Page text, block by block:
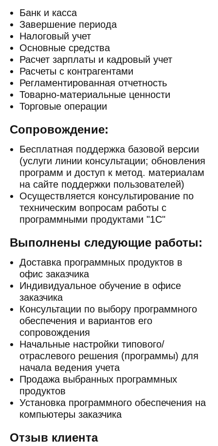
Банк и касса
Завершение периода
Налоговый учет
Основные средства
Расчет зарплаты и кадровый учет
Расчеты с контрагентами
Регламентированная отчетность
Товарно-материальные ценности
Торговые операции
Сопровождение:
Бесплатная поддержка базовой версии
(услуги линии консультации; обновления
программ и доступ к метод. материалам
на сайте поддержки пользователей)
Осуществляется консультирование по
техническим вопросам работы с
программными продуктами "1С"
Выполнены следующие работы:
Доставка программных продуктов в
офис заказчика
Индивидуальное обучение в офисе
заказчика
Консультации по выбору программного
обеспечения и вариантов его
сопровождения
Начальные настройки типового/
отраслевого решения (программы) для
начала ведения учета
Продажа выбранных программных
продуктов
Установка программного обеспечения на
компьютеры заказчика
Отзыв клиента